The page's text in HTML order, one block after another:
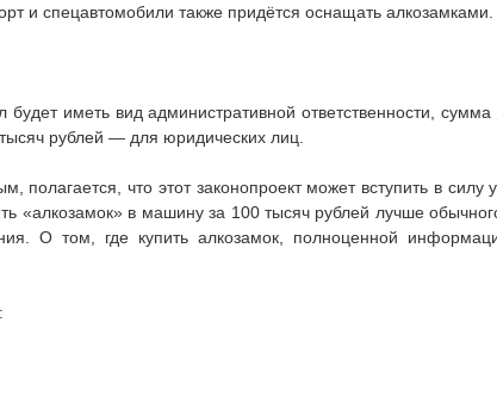
и спецавтомобили также придётся оснащать алкозамками.
иметь вид административной ответственности, сумма
рублей — для юридических лиц.
полагается, что этот законопроект может вступить в
«алкозамок» в машину за 100 тысяч рублей лучше
О том, где купить алкозамок, полноценной